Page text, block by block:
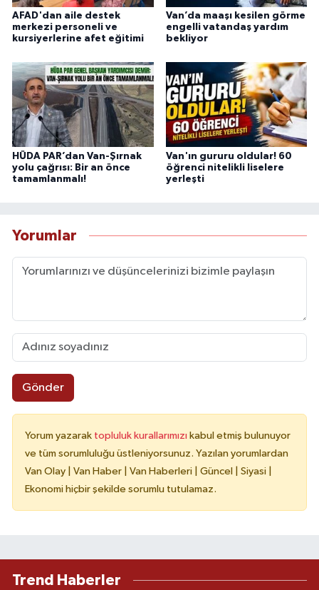
AFAD'dan aile destek
merkezi personeli ve
kursiyerlerine afet eğitimi
Van’da maaşı kesilen görme
engelli vatandaş yardım
bekliyor
HÜDA PAR’dan Van-Şırnak
yolu çağrısı: Bir an önce
tamamlanmalı!
Van'ın gururu oldular! 60
öğrenci nitelikli liselere
yerleşti
Yorumlar
Gönder
Yorum yazarak topluluk kurallarımızı kabul etmiş bulunuyor
ve tüm sorumluluğu üstleniyorsunuz. Yazılan yorumlardan
Van Olay | Van Haber | Van Haberleri | Güncel | Siyasi |
Ekonomi hiçbir şekilde sorumlu tutulamaz.
Trend Haberler